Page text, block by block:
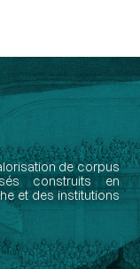
de corpus
construits en
et des institutions